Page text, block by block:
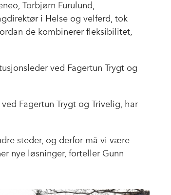
Torbjørn Furulund,
i Helse og velferd, tok
de kombinerer fleksibilitet,
ved Fagertun Trygt og
Fagertun Trygt og Trivelig, har
steder, og derfor må vi være
nye løsninger, forteller Gunn